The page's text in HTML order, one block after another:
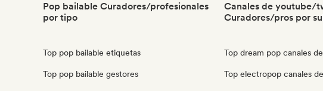
Pop bailable Curadores/profesionales
por tipo
Top pop bailable etiquetas
Top pop bailable gestores
Canales de youtube/
Curadores/pros por
Top dream pop canales
Top electropop canales